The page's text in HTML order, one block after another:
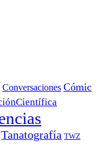
Conversaciones Cómic
Tanatografía TWZ